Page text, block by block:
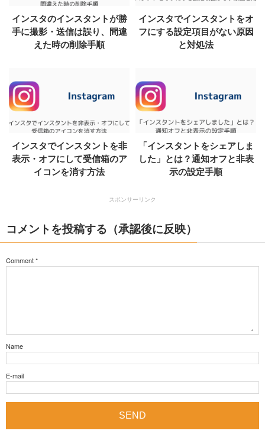
インスタのインスタントが勝
手に撮影・送信は誤り、間違
えた時の削除手順
インスタでインスタントをオ
フにする設定項目がない原因
と対処法
インスタでインスタントを非
表示・オフにして受信箱のア
イコンを消す方法
「インスタントをシェアしま
した」とは？通知オフと非表
示の設定手順
スポンサーリンク
コメントを投稿する（承認後に反映）
Comment*
Name
E-mail